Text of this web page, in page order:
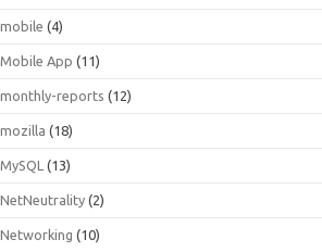
mobile (4)
Mobile App (11)
monthly-reports (12)
mozilla (18)
MySQL (13)
NetNeutrality (2)
Networking (10)